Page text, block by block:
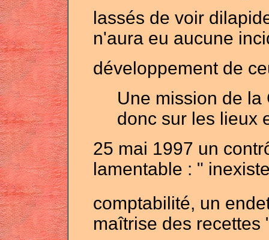
lassés de voir
n'aura eu aucune
développement de
Une mission de
donc sur les lieux
25 mai 1997 un
lamentable : "
comptabilité, un
maîtrise des recettes